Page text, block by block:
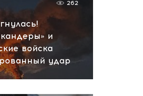
на
и
войска
удар
262